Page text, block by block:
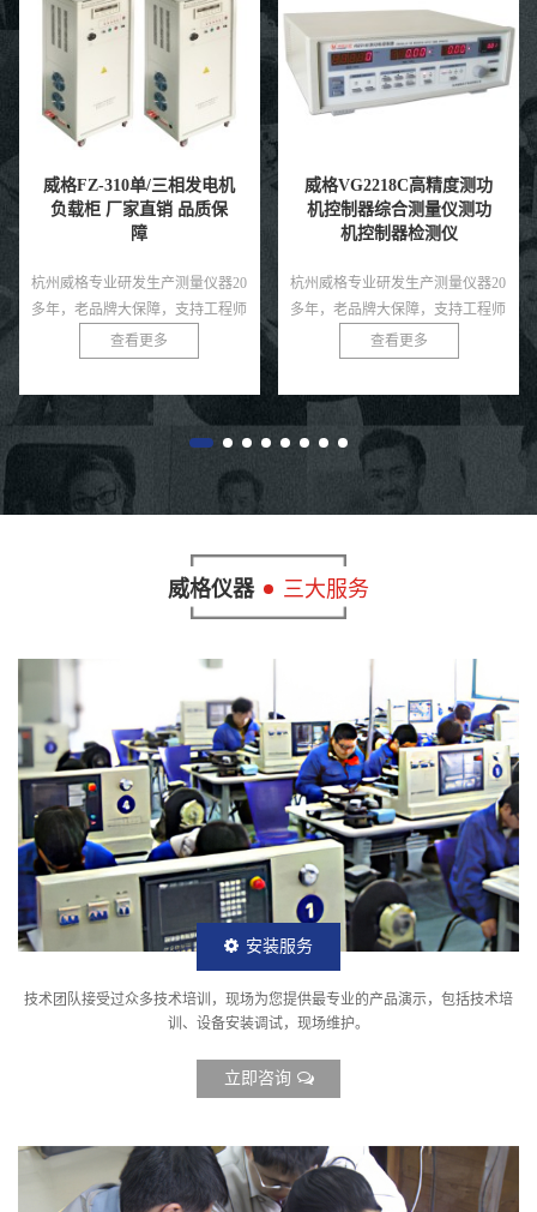
威格VG2218C高精度测功
机控制器综合测量仪测功
机控制器检测仪
杭州威格专业研发生产测量仪器20
多年，老品牌大保障，支持工程师
查看更多
威格GDW403A开关电源
电量测试仪高精度测试仪
精密仪器现货充足
杭州威格专业研发生产测量仪器20
多年，老品牌大保障，支持工程师
查看更多
威格仪器 三大服务
安装服务
技术团队接受过众多技术培训，现场为您提供最专业的产品演示，包括技术培
训、设备安装调试，现场维护。
立即咨询